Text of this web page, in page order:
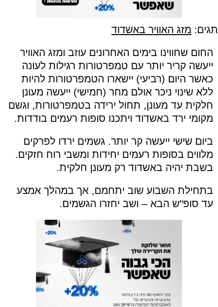
תגים: מזג האוויר באשדוד
החום שחווינו בימים האחרונים עוזב ומזג האוויר
ייעשה קריר יותר עם טמפרטורות רגילות לעונה
כאשר היום (רביעי) יישארו הטמפרטורות להיות
ללא שינוי ניכר אולם מחר (חמישי) ייעשה מעונן
חלקית עד מעונן, תחול ירידה בטמפרטורות, וגשם
מקומי ירד באשדוד ויתכנו סופות רעמים ‏בודדות.
ביום שישי ייעשה קר יותר. גשמים ירדו לפרקים
מלווים בסופות רעמים יחידות ומשבי רוח חזקים.
בשבת יהיה באשדוד רק מעונן חלקית.
בתחילת השבוע שוב יתחמם, אך במהלך אמצע
עד סופ"ש הבא – ושב יחזרו הגשמים.